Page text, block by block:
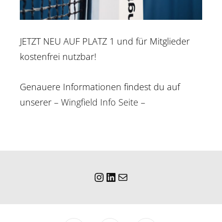
JETZT NEU AUF PLATZ 1 und für Mitglieder
kostenfrei nutzbar!
Genauere Informationen findest du auf
unserer – Wingfield Info Seite –